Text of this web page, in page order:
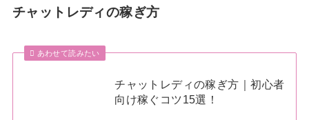
チャットレディの稼ぎ方
あわせて読みたい
チャットレディの稼ぎ方｜初心者
向け稼ぐコツ15選！